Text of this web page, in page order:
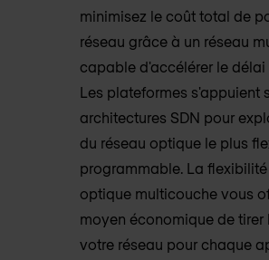
minimisez le coût total de
réseau grâce à un réseau
capable d'accélérer le délai
Les plateformes s'appuient
architectures SDN pour
du réseau optique le plus
programmable. La
optique multicouche vous
moyen économique de tirer
votre réseau pour chaque